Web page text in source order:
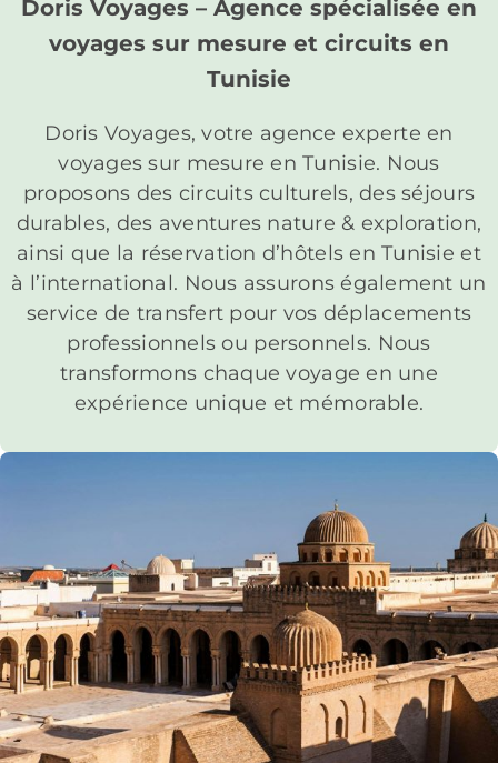
Doris Voyages – Agence spécialisée en
voyages sur mesure et circuits en
Tunisie
Doris Voyages, votre agence experte en
voyages sur mesure en Tunisie. Nous
proposons des circuits culturels, des séjours
durables, des aventures nature & exploration,
ainsi que la réservation d’hôtels en Tunisie et
à l’international. Nous assurons également un
service de transfert pour vos déplacements
professionnels ou personnels. Nous
transformons chaque voyage en une
expérience unique et mémorable.